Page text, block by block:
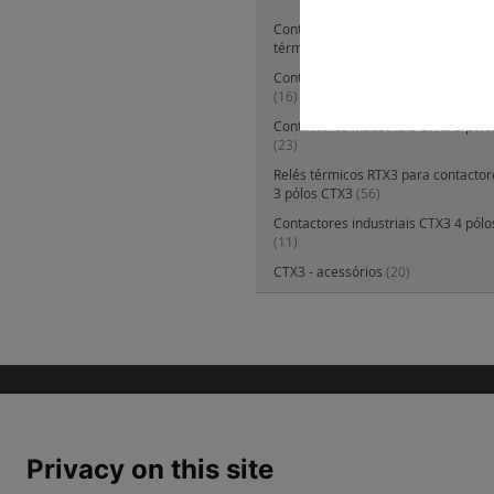
Contactores industriais CTX3 mini e
térmicos RTX3 mini
Contactores industriais CTX3 3 pólos
(16)
Contactores industriais CTX3 3
(23)
Relés térmicos RTX3 para
3 pólos CTX3 (56)
Contactores industriais CTX3 4
(11)
CTX3 - acessórios (20)
Privacy on this site